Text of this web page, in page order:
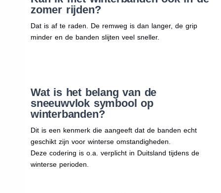
zomer rijden?
Dat is af te raden. De remweg is dan langer, de grip
minder en de banden slijten veel sneller.
Wat is het belang van de
sneeuwvlok symbool op
winterbanden?
Dit is een kenmerk die aangeeft dat de banden echt
geschikt zijn voor winterse omstandigheden.
Deze codering is o.a. verplicht in Duitsland tijdens de
winterse perioden.